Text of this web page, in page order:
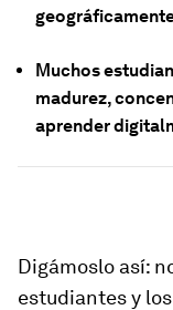
Muchos
madurez,
aprender
Digámoslo así:
estudiantes y